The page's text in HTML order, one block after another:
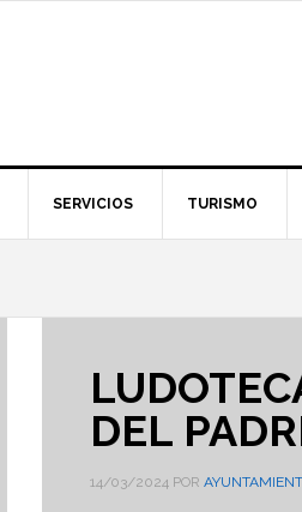
SERVICIOS TURISMO
DEL
14/03/2024 POR